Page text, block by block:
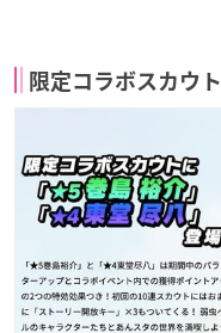
限定コラボスカウト